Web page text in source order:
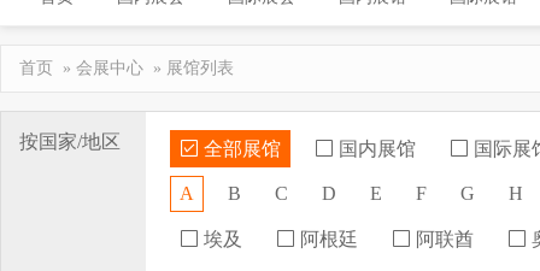
首页 » 会展中心 » 展馆列表
按国家/地区 全部展馆 国内展馆 国际展
A B C D E F G H
埃及 阿根廷 阿联酋